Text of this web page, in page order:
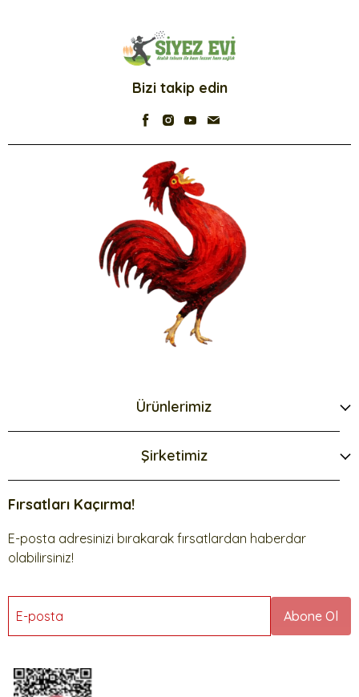
Bizi takip edin
Ürünlerimiz
Şirketimiz
Fırsatları Kaçırma!
E-posta adresinizi bırakarak fırsatlardan haberdar
olabilirsiniz!
E-posta Abone Ol